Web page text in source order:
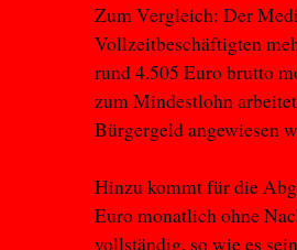
Zum Vergleich: Der
Vollzeitbeschäftigten
rund 4.505 Euro brutto
zum Mindestlohn
Bürgergeld angewiesen
Hinzu kommt für die
Euro monatlich ohne
vollständig, so wie es